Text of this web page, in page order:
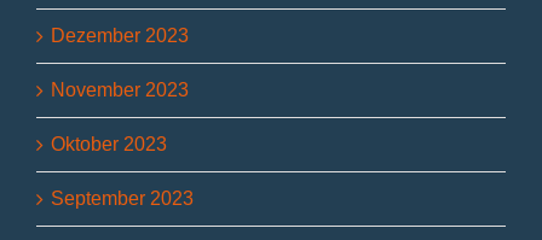
Dezember 2023
November 2023
Oktober 2023
September 2023